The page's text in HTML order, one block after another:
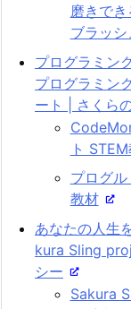
磨きで
ブラッ
プログラミン
プログラミン
ート | さくら
ト
プログ
教材
あなたの人生
kura Sling
シー
Sakura